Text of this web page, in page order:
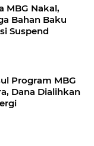
MBG Nakal,
Bahan Baku
Suspend
Program MBG
Dana Dialihkan